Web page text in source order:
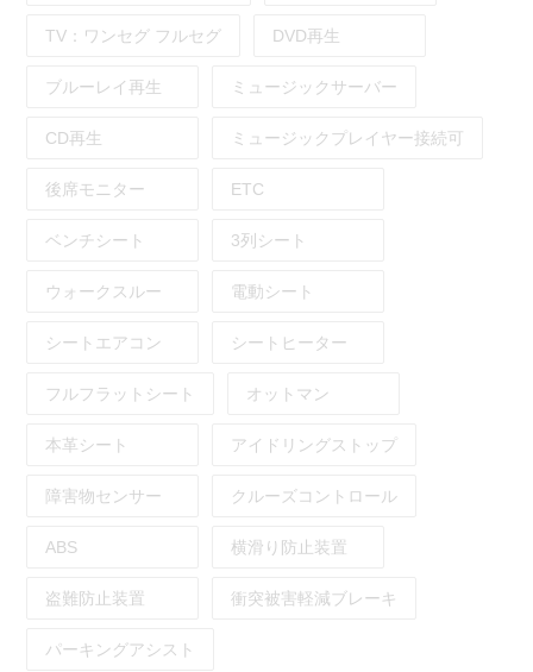
TV： ワンセグ フルセグ DVD再生
ブルーレイ再生 ミュージックサーバー
CD再生 ミュージックプレイヤー接続可
後席モニター ETC
ベンチシート 3列シート
ウォークスルー 電動シート
シートエアコン シートヒーター
フルフラットシート オットマン
本革シート アイドリングストップ
障害物センサー クルーズコントロール
ABS 横滑り防止装置
盗難防止装置 衝突被害軽減ブレーキ
パーキングアシスト